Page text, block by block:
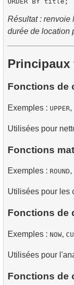
Résultat : renvoie
durée de location
Principaux
Fonctions de
Exemples : UPPER,
Utilisées pour
Fonctions
Exemples : ROUND,
Utilisées pour les
Fonctions de
Exemples : NOW,
Utilisées pour
Fonctions de